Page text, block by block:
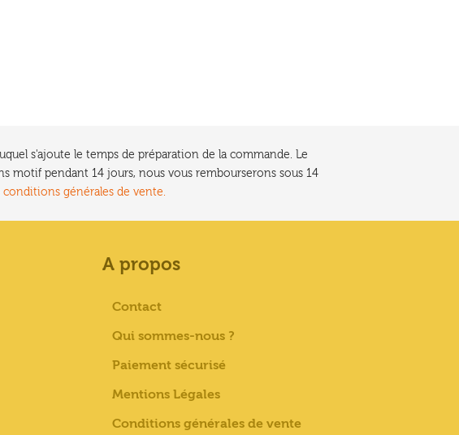
s'ajoute le temps de préparation de la commande. Le
motif pendant 14 jours, nous vous rembourserons sous 14
conditions générales de vente.
A propos
Contact
Qui sommes-nous ?
Paiement sécurisé
Mentions Légales
Conditions générales de vente